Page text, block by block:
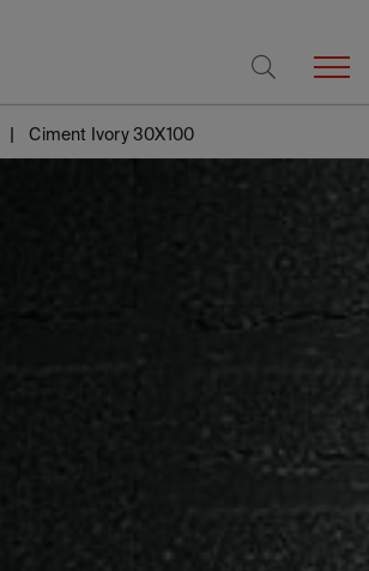
Ciment Ivory 30X100